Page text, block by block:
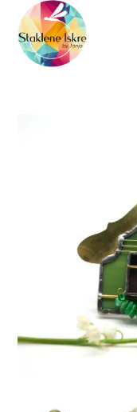
Previous Product